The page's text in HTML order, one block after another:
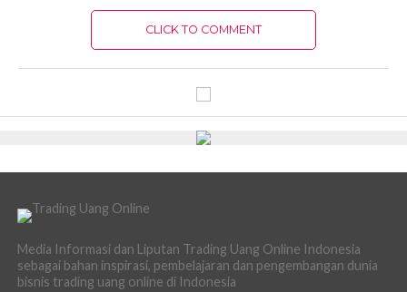
CLICK TO COMMENT
Media Informasi dan Liputan Trading Uang Online Indonesia
sebagai bahan inspirasi, pembelajaran dan pengembangan dunia
bisnis trading uang online di Indonesia